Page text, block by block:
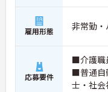
雇用形態 非常勤・
応募要件
■介護職
■普通自
士・社会